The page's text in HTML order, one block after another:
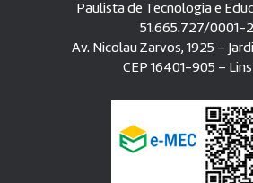
Paulista de Tecnologia e
51.665.727/0001-
Av. Nicolau Zarvos, 1925 –
CEP 16401-905 –